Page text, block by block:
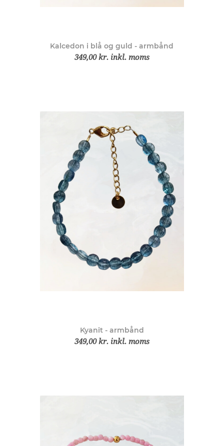
Kalcedon i blå og guld - armbånd
349,00 kr. inkl. moms
Kyanit - armbånd
349,00 kr. inkl. moms